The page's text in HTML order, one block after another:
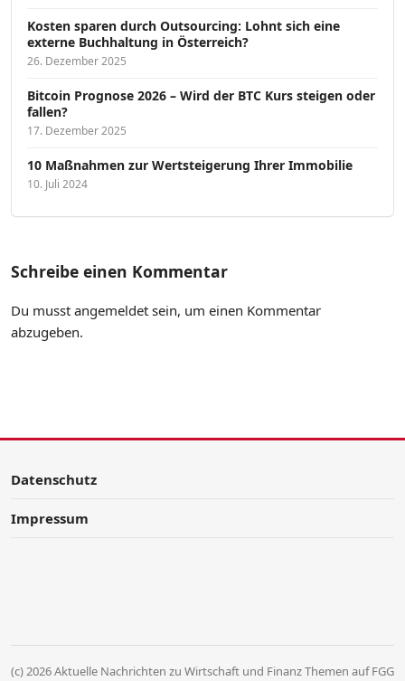
Kosten sparen durch Outsourcing: Lohnt sich eine
externe Buchhaltung in Österreich?
26. Dezember 2025
Bitcoin Prognose 2026 – Wird der BTC Kurs steigen oder
fallen?
17. Dezember 2025
10 Maßnahmen zur Wertsteigerung Ihrer Immobilie
10. Juli 2024
Schreibe einen Kommentar
Du musst angemeldet sein, um einen Kommentar
abzugeben.
Datenschutz
Impressum
(c) 2026 Aktuelle Nachrichten zu Wirtschaft und Finanz Themen auf FGG